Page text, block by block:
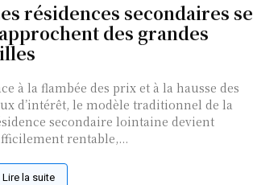
résidences secondaires se
des grandes
à la flambée des prix et à la hausse des
d’intérêt, le modèle traditionnel de la
secondaire lointaine devient
rentable,...
Lire la suite